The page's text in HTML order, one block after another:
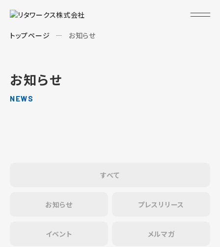
トップページ お知らせ
お知らせ
NEWS
すべて
お知らせ プレスリリース
イベント メルマガ